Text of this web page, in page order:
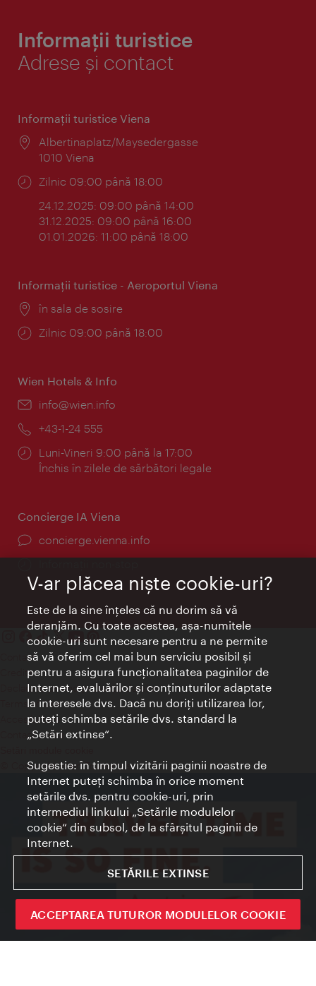
Informații turistice
Adrese și contact
Informaţii turistice Viena
Locul:
Albertinaplatz/Maysedergasse
1010 Viena
Program:
Zilnic 09:00 până 18:00
24.12.2025: 09:00 până 14:00
31.12.2025: 09:00 până 16:00
01.01.2026: 11:00 până 18:00
Informaţii turistice - Aeroportul Viena
Locul:
în sala de sosire
Program:
Zilnic 09:00 până 18:00
Wien Hotels & Info
E-
info@wien.info
Telefon:
+43-1-24 555
Program:
Luni-Vineri 9:00 până la 17:00
Închis în zilele de sărbători legale
Concierge IA Viena
concierge.vienna.info
Contact
Credits
Declaraţie privind protecţia datelor
Terms of Use
Accesibilitate
Contact presa
© Copyright Wien Tourismus
V-ar plăcea nişte cookie-uri?
Este de la sine înţeles că nu dorim să vă
deranjăm. Cu toate acestea, aşa-numitele
cookie-uri sunt necesare pentru a ne permite
să vă oferim cel mai bun serviciu posibil şi
pentru a asigura funcţionalitatea paginilor de
Internet, evaluărilor şi conţinuturilor adaptate
la interesele dvs. Dacă nu doriţi utilizarea lor,
puteţi schimba setările dvs. standard la
„Setări extinse“.
Sugestie: în timpul vizitării paginii noastre de
Internet puteţi schimba în orice moment
setările dvs. pentru cookie-uri, prin
intermediul linkului „Setările modulelor
cookie“ din subsol, de la sfârşitul paginii de
Internet.
SETĂRILE EXTINSE
ACCEPTAREA TUTUROR MODULELOR COOKIE